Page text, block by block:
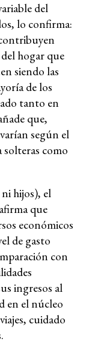
del
lo confirma:
hogar que
siendo las
de los
tanto en
que,
según el
solteras como
ni hijos), el
que
económicos
de gasto
con
ingresos al
en el núcleo
cuidado